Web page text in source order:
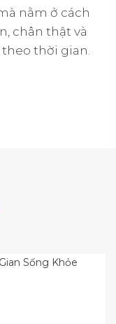
nằm ở cách
chân thật và
thời gian.